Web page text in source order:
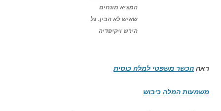
המציא מונחים
שאיש לא הבין. גל
הירש ויקיפדיה
ראה הכשר משפטי למלה כוסית
משמעות המלה כיבוש